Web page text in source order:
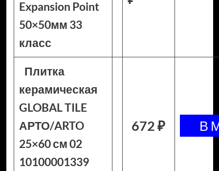
Expansion Point
50×50мм 33
класс
Плитка
керамическая
GLOBAL TILE
АРТО/ARTO
25×60 см 02
10100001339
672 ₽